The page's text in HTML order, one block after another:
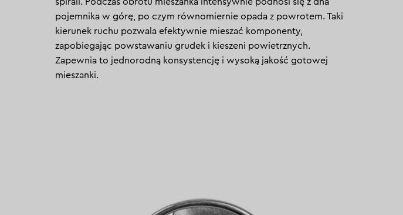
pojemnika w górę, po czym równomiernie opada z powrotem. Taki
kierunek ruchu pozwala efektywnie mieszać komponenty,
zapobiegając powstawaniu grudek i kieszeni powietrznych.
Zapewnia to jednorodną konsystencję i wysoką jakość gotowej
mieszanki.